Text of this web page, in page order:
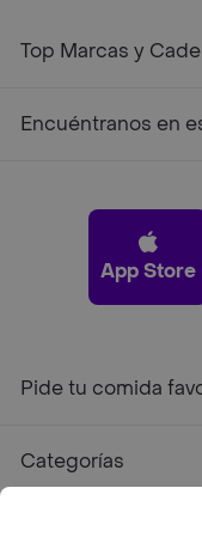
Top Marcas y
Encuéntranos en
App Store
Pide tu comida
Categorías